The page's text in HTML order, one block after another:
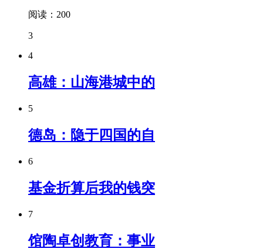
阅读：200
3
4
高雄：山海港城中的
5
德岛：隐于四国的自
6
基金折算后我的钱突
7
馆陶卓创教育：事业